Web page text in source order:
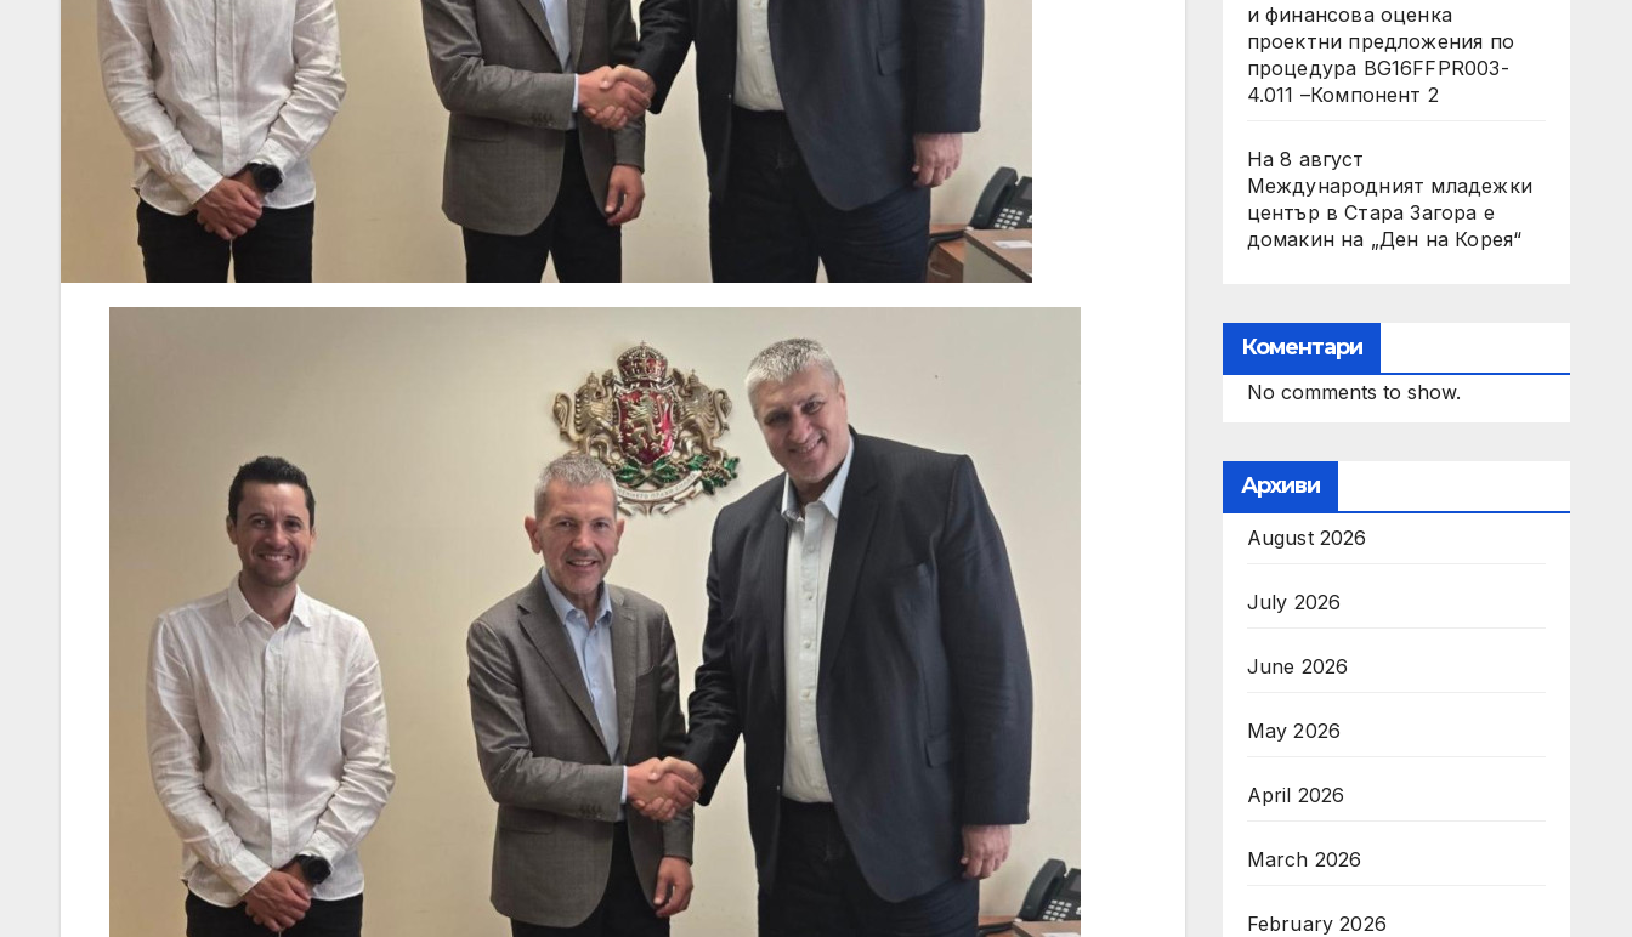
и финансова оценка
проектни предложения по
процедура BG16FFPR003-
4.011 –Компонент 2
На 8 август
Международният младежки
център в Стара Загора е
домакин на „Ден на Корея“
Коментари
No comments to show.
Архиви
August 2026
July 2026
June 2026
May 2026
April 2026
March 2026
February 2026